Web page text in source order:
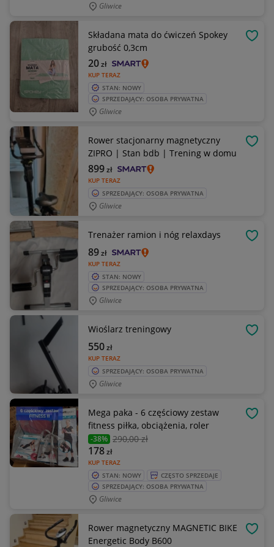
Gliwice
Składana mata do ćwiczeń Spokey
grubość 0,3cm
KUP TERAZ
20zł
STAN: NOWY
SPRZEDAJĄCY: OSOBA PRYWATNA
Gliwice
Rower stacjonarny magnetyczny
ZIPRO | Stan bdb | Trening w domu
KUP TERAZ
899zł
SPRZEDAJĄCY: OSOBA PRYWATNA
Gliwice
Trenażer ramion i nóg relaxdays
KUP TERAZ
89zł
STAN: NOWY
SPRZEDAJĄCY: OSOBA PRYWATNA
Gliwice
Wioślarz treningowy
KUP TERAZ
550zł
SPRZEDAJĄCY: OSOBA PRYWATNA
Gliwice
Mega paka - 6 częściowy zestaw
fitness piłka, obciążenia, roler
-38% 290,00 zł
KUP TERAZ
178zł
STAN: NOWY
CZĘSTO SPRZEDAJE
SPRZEDAJĄCY: OSOBA PRYWATNA
Gliwice
Rower magnetyczny MAGNETIC BIKE
Energetic Body B600